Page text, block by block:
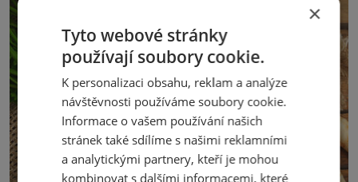
×
Tyto webové stránky
používají soubory cookie.
K personalizaci obsahu, reklam a analýze
návštěvnosti používáme soubory cookie.
Informace o vašem používání našich
stránek také sdílíme s našimi reklamními
a analytickými partnery, kteří je mohou
kombinovat s dalšími informacemi, které